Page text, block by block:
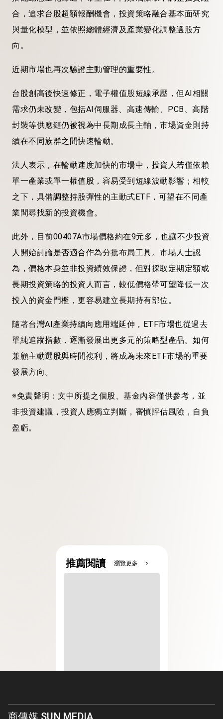
合，追求台股超額報酬機會，投資策略融合基本面研究
與量化模型，並依照總體經濟及產業變化調整選股方
向。
近期市場也再次驗證主動管理的重要性。
台股創高後快速修正，電子權值股短線承壓，但AI相關
需求仍未改變，包括AI伺服器、高速傳輸、PCB、高階
封裝等供應鏈仍被視為中長期成長主軸，市場資金則持
續在不同族群之間快速輪動。
法人表示，在輪動速度加快的市場中，投資人若僅依賴
單一產業或單一權值股，容易受到短線波動影響；相較
之下，具備調整持股彈性的主動式ETF，可望在不同產
業間尋找新的投資機會。
此外，目前00407A市場價格約在9元多，也讓不少投資
人開始討論是否適合作為分批布局工具。市場人士認
為，價格本身並非投資績效保證，但對採取定期定額或
長期投資策略的投資人而言，較低價格帶可望降低一次
投入的資金門檻，更容易建立長期持有部位。
隨著台灣AI產業持續向應用端延伸，ETF市場也從過去
單純追蹤指數，逐漸發展出更多元的策略型產品。如何
兼顧主動選股與時間複利，將成為未來ETF市場的重要
發展方向。
※免責聲明：文中所提之個股、基金內容僅供參考，並
非投資建議，投資人應獨立判斷，審慎評估風險，自負
盈虧。
推薦閱讀 瀏覽更多 chevron_right
商傳媒 SUN MEDIA